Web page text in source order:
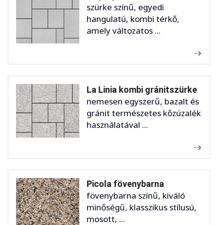
szürke színű, egyedi
hangulatú, kombi térkő,
amely változatos ...
La Linia kombi gránitszürke
nemesen egyszerű, bazalt és
gránit természetes kőzúzalék
használatával ...
Picola fövenybarna
fövenybarna színű, kiváló
minőségű, klasszikus stílusú,
mosott, ...